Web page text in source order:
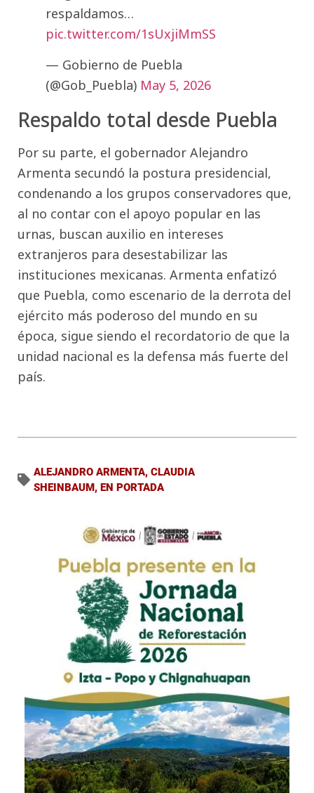
respaldamos…
pic.twitter.com/1sUxjiMmSS
— Gobierno de Puebla
(@Gob_Puebla) May 5, 2026
Respaldo total desde Puebla
Por su parte, el gobernador Alejandro
Armenta secundó la postura presidencial,
condenando a los grupos conservadores que,
al no contar con el apoyo popular en las
urnas, buscan auxilio en intereses
extranjeros para desestabilizar las
instituciones mexicanas. Armenta enfatizó
que Puebla, como escenario de la derrota del
ejército más poderoso del mundo en su
época, sigue siendo el recordatorio de que la
unidad nacional es la defensa más fuerte del
país.
ALEJANDRO ARMENTA, CLAUDIA
SHEINBAUM, EN PORTADA